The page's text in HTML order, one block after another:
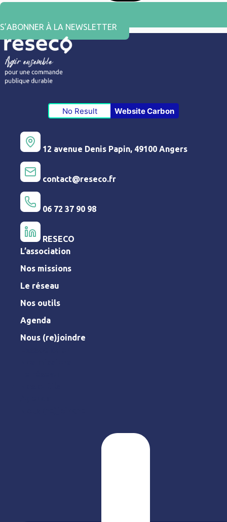
S’ABONNER À LA NEWSLETTER
No Result Website Carbon
12 avenue Denis Papin, 49100 Angers
contact@reseco.fr
06 72 37 90 98
RESECO
L’association
Nos missions
Le réseau
Nos outils
Agenda
Nous (re)joindre